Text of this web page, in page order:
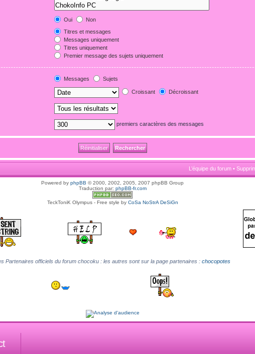
Oui
Non
Titres et messages
Messages uniquement
Titres uniquement
Premier message des sujets uniquement
Messages
Sujets
Croissant Décroissant
premiers caractères des messages
L’équipe du forum •
Powered by phpBB © 2000, 2002, 2005, 2007 phpBB Group
Traduction par: phpBB-fr.com
TeckToniK Olympus - Free style by CoSa NoStrA DeSiGn
Partenaires officiels du forum chocoku : les autres sont sur la page partenaires : chocopotes